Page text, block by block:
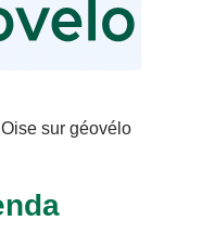
sur géovélo